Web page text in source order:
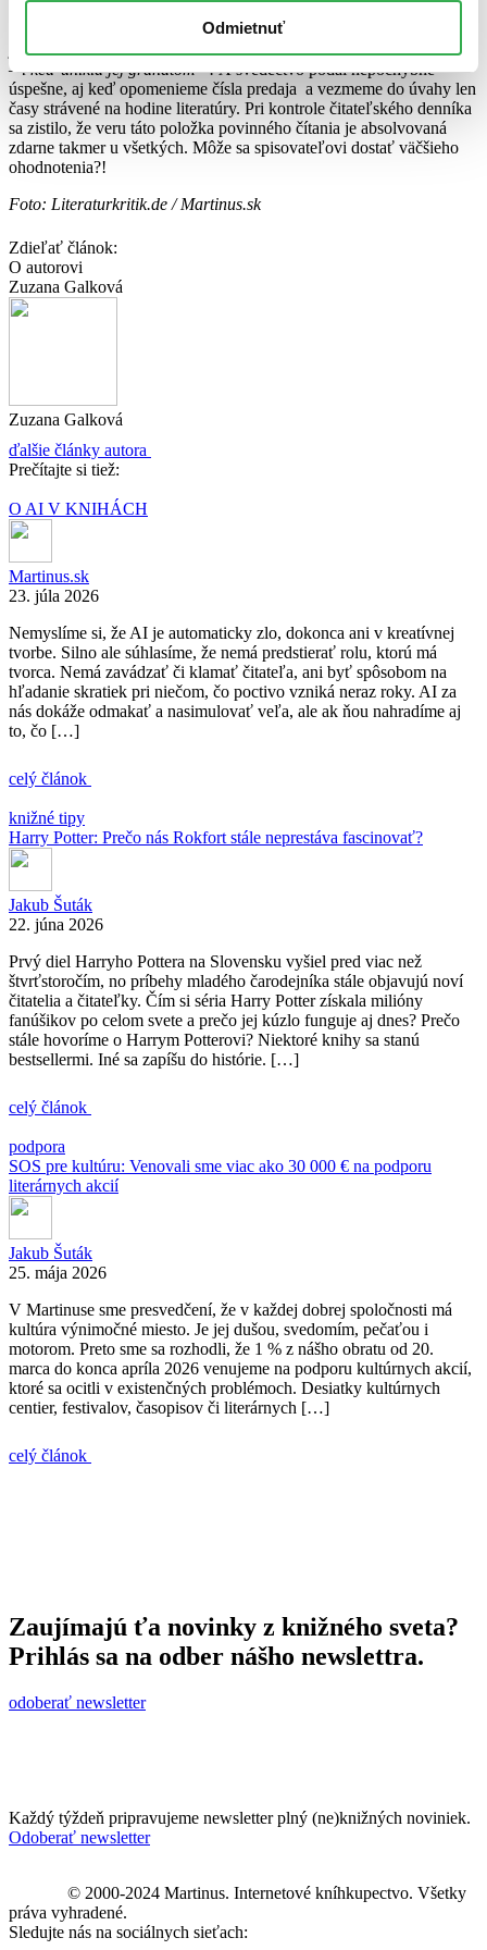
Odmietnuť
Noc v Lisabone. Politike sa vyhýbal, jedinou
jeho snahou bolo:„vydať svedectvo o generácii, ktorú zničila vojna
– i keď unikla jej granátom“ .A svedectvo podal nepochybne
úspešne, aj keď opomenieme čísla predaja a vezmeme do úvahy len
časy strávené na hodine literatúry. Pri kontrole čitateľského denníka
sa zistilo, že veru táto položka povinného čítania je absolvovaná
zdarne takmer u všetkých. Môže sa spisovateľovi dostať väčšieho
ohodnotenia?!
Foto: Literaturkritik.de / Martinus.sk
Zdieľať článok:
O autorovi
Zuzana Galková
Zuzana Galková
ďalšie články autora
Prečítajte si tiež:
O AI V KNIHÁCH
Martinus.sk
23. júla 2026
Nemyslíme si, že AI je automaticky zlo, dokonca ani v kreatívnej
tvorbe. Silno ale súhlasíme, že nemá predstierať rolu, ktorú má
tvorca. Nemá zavádzať či klamať čitateľa, ani byť spôsobom na
hľadanie skratiek pri niečom, čo poctivo vzniká neraz roky. AI za
nás dokáže odmakať a nasimulovať veľa, ale ak ňou nahradíme aj
to, čo […]
celý článok
knižné tipy
Harry Potter: Prečo nás Rokfort stále neprestáva fascinovať?
Jakub Šuták
22. júna 2026
Prvý diel Harryho Pottera na Slovensku vyšiel pred viac než
štvrťstoročím, no príbehy mladého čarodejníka stále objavujú noví
čitatelia a čitateľky. Čím si séria Harry Potter získala milióny
fanúšikov po celom svete a prečo jej kúzlo funguje aj dnes? Prečo
stále hovoríme o Harrym Potterovi? Niektoré knihy sa stanú
bestsellermi. Iné sa zapíšu do histórie. […]
celý článok
podpora
SOS pre kultúru: Venovali sme viac ako 30 000 € na podporu
literárnych akcií
Jakub Šuták
25. mája 2026
V Martinuse sme presvedčení, že v každej dobrej spoločnosti má
kultúra výnimočné miesto. Je jej dušou, svedomím, pečaťou i
motorom. Preto sme sa rozhodli, že 1 % z nášho obratu od 20.
marca do konca apríla 2026 venujeme na podporu kultúrnych akcií,
ktoré sa ocitli v existenčných problémoch. Desiatky kultúrnych
centier, festivalov, časopisov či literárnych […]
celý článok
Zaujímajú ťa novinky z knižného sveta?
Prihlás sa na odber nášho newslettra.
odoberať newsletter
Každý týždeň pripravujeme newsletter plný (ne)knižných noviniek.
Odoberať newsletter
© 2000-2024 Martinus. Internetové kníhkupectvo. Všetky
práva vyhradené.
Sledujte nás na sociálnych sieťach: